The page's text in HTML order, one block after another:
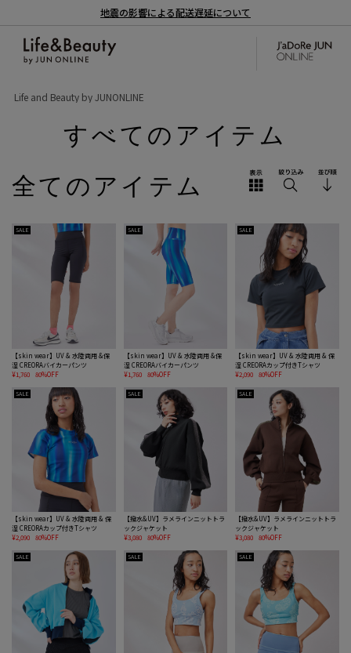
地震の影響による配送遅延について
Life and Beauty by JUNONLINE
すべてのアイテム
全てのアイテム
SALE
【skin wear】UV & 水陸両用 &保
湿 CREORAバイカーパンツ
¥1,760
80%OFF
SALE
【skin wear】UV & 水陸両用 &保
湿 CREORAバイカーパンツ
¥1,760
80%OFF
SALE
【skin wear】UV & 水陸両用 & 保
湿 CREORAカップ付きTシャツ
¥2,090
80%OFF
SALE
【skin wear】UV & 水陸両用 & 保
湿 CREORAカップ付きTシャツ
¥2,090
80%OFF
SALE
【撥水&UV】ラメラインニットトラ
ックジャケット
¥3,080
80%OFF
SALE
【撥水&UV】ラメラインニットトラ
ックジャケット
¥3,080
80%OFF
SALE SALE SALE